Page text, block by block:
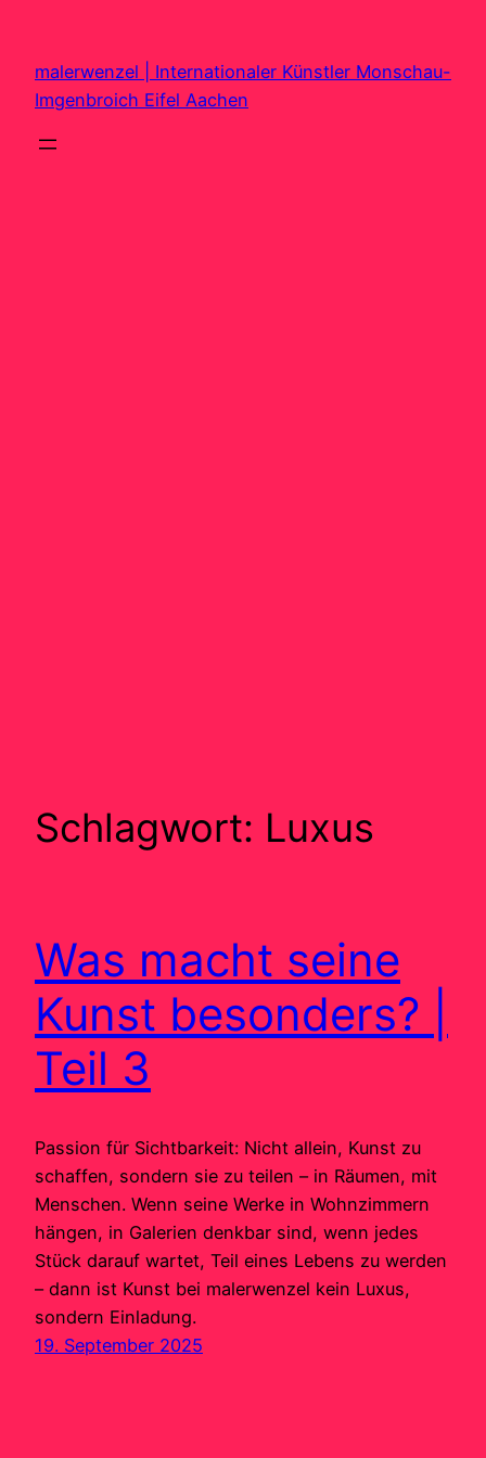
springen
malerwenzel | Internationaler Künstler Monschau-
Imgenbroich Eifel Aachen
Schlagwort: Luxus
Was macht seine
Kunst besonders? |
Teil 3
Passion für Sichtbarkeit: Nicht allein, Kunst zu
schaffen, sondern sie zu teilen – in Räumen, mit
Menschen. Wenn seine Werke in Wohnzimmern
hängen, in Galerien denkbar sind, wenn jedes
Stück darauf wartet, Teil eines Lebens zu werden
– dann ist Kunst bei malerwenzel kein Luxus,
sondern Einladung.
19. September 2025